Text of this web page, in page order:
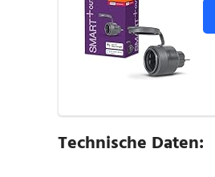
Technische Daten: